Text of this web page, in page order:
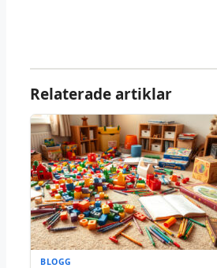
Relaterade artiklar
BLOGG